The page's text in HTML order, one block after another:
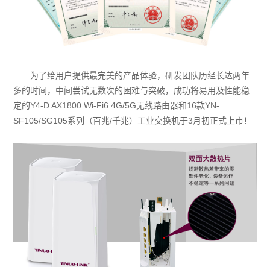
为了给用户提供最完美的产品体验，研发团队历经长达两年
多的时间，中间尝试无数次的困难与突破，成功将易用及性能稳
定的Y4-D AX1800 Wi-Fi6 4G/5G无线路由器和16款YN-
SF105/SG105系列（百兆/千兆）工业交换机于3月初正式上市！